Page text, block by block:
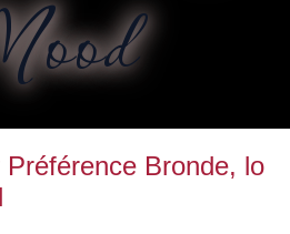
Bronde, lo